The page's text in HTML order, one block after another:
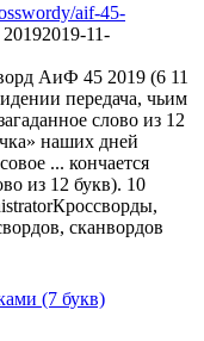
aif-45-
2019-11-
АиФ 45 2019 (6 11
передача, чьим
слово из 12
наших дней
... кончается
из 12 букв). 10
Кроссворды,
(7 букв)